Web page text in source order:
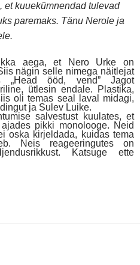
et kuuekümnendad tulevad
paremaks. Tänu Nerole ja
aega, et Nero Urke on
nägin selle nimega näitlejat
„Head ööd, vend” Jagot
ütlesin endale. Plastika,
oli temas seal laval midagi,
ja Sulev Luike.
salvestust kuulates, et
pikki monolooge. Neid
oska kirjeldada, kuidas tema
Neis reageeringutes on
Katsuge ette
kes teab, kus on õnne kodu